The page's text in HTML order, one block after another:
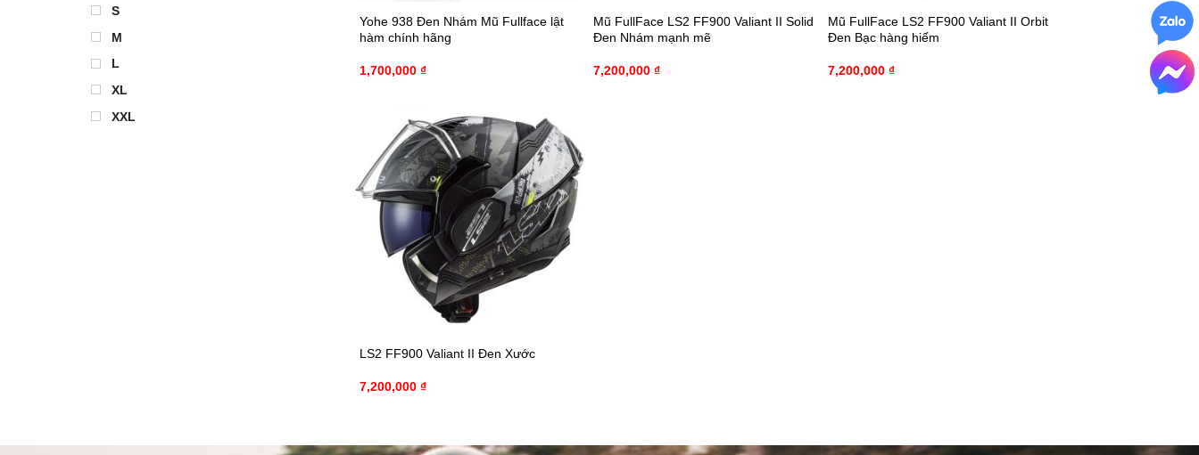
S
M
L
XL
XXL
Yohe 938 Đen Nhám Mũ Fullface lật
hàm chính hãng
1,700,000 ₫
Mũ FullFace LS2 FF900 Valiant II Solid
Đen Nhám mạnh mẽ
7,200,000₫
Mũ FullFace LS2 FF900 Valiant II Orbit
Đen Bạc hàng hiếm
7,200,000₫
LS2 FF900 Valiant II Đen Xước
7,200,000 ₫